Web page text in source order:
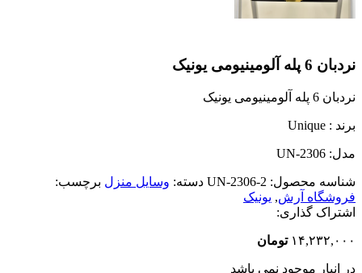
نردبان 6 پله آلومینیومی یونیک
نردبان 6 پله آلومینیومی یونیک
برند : Unique
مدل: UN-2306
شناسه محصول: UN-2306-2 دسته: وسایل منزل برچسب:
فروشگاه آرش, یونیک
اشتراک گذاری:
۱۴,۲۳۲,۰۰۰ تومان
در انبار موجود نمی باشد